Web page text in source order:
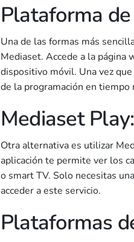
Plataforma
Una de las formas más
Mediaset. Accede a la página
dispositivo móvil. Una vez
de la programación en tiempo
Mediaset Play:
Otra alternativa es utilizar
aplicación te permite ver los
o smart TV. Solo necesitas
acceder a este servicio.
Plataformas